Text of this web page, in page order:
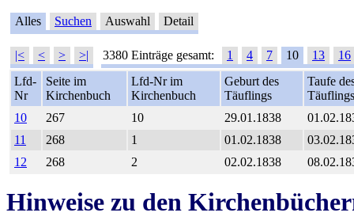
Alles Suchen Auswahl Detail
|< < > >| 3380 Einträge gesamt: 1 4 7 10 13
16
Lfd-
Nr
Seite im
Kirchenbuch
Lfd-Nr im
Kirchenbuch
Geburt des
Täuflings
Taufe
Täuflings
10
267 10 29.01.1838
11
268 1 01.02.1838
12
268 2 02.02.1838
Hinweise zu den